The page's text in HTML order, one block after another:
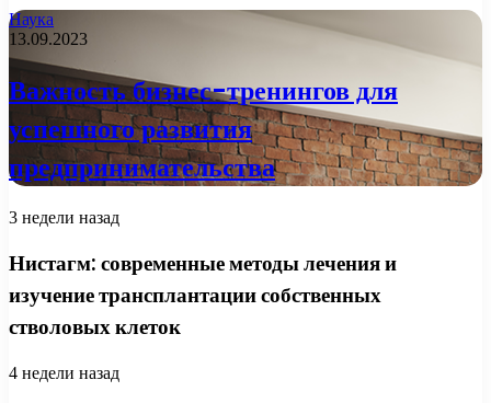
Наука
13.09.2023
Важность бизнес-тренингов для
успешного развития
предпринимательства
3 недели назад
Нистагм: современные методы лечения и
изучение трансплантации собственных
стволовых клеток
4 недели назад